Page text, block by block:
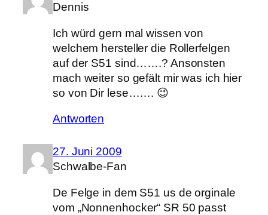
Dennis
Ich würd gern mal wissen von
welchem hersteller die Rollerfelgen
auf der S51 sind…….? Ansonsten
mach weiter so gefält mir was ich hier
so von Dir lese……. 😉
Antworten
27. Juni 2009
Schwalbe-Fan
De Felge in dem S51 us de orginale
vom „Nonnenhocker“ SR 50 passt